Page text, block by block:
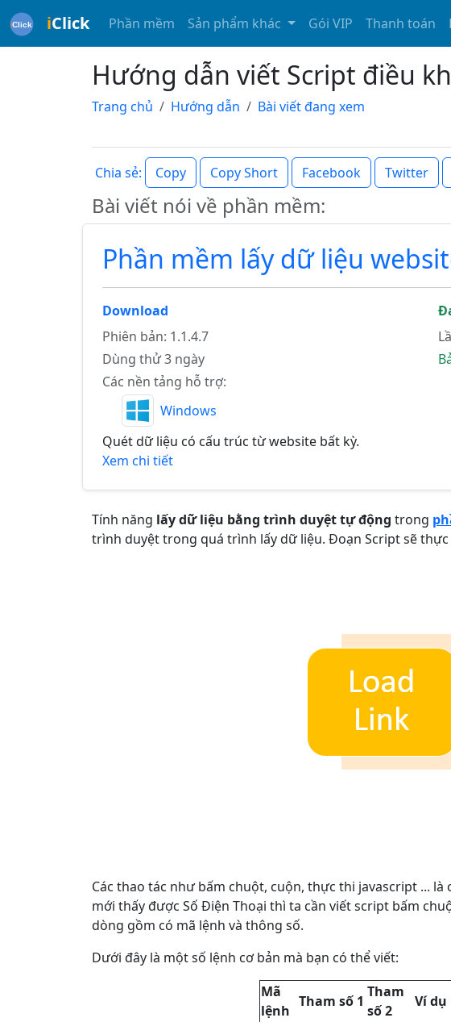
iClick Phần mềm Sản phẩm khác Gói VIP Thanh toán
Hướng dẫn viết Script điều
Trang chủ Hướng dẫn Bài viết đang xem
Chia sẻ: Copy Copy Short Facebook Twitter
Bài viết nói về phần mềm:
Phần mềm lấy dữ liệu
Download
Phiên bản: 1.1.4.7
Dùng thử 3 ngày
Các nền tảng hỗ trợ:
Windows
Quét dữ liệu có cấu trúc từ website bất kỳ.
Xem chi tiết
Tính năng lấy dữ liệu bằng trình duyệt tự động trong
trình duyệt trong quá trình lấy dữ liệu. Đoạn Script sẽ
Các thao tác như bấm chuột, cuộn, thực thi javascript ...
mới thấy được Số Điện Thoại thì ta cần viết script bấm
dòng gồm có mã lệnh và thông số.
Dưới đây là một số lệnh cơ bản mà bạn có thể viết:
Mã
lệnh
Tham số 1
Tham
số 2
Ví dụ